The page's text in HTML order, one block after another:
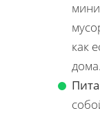
как
дома.